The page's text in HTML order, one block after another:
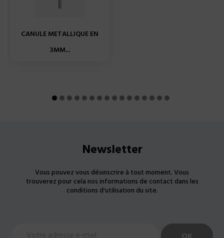
CANULE METALLIQUE EN
3MM...
Newsletter
Vous pouvez vous désinscrire à tout moment. Vous
trouverez pour cela nos informations de contact dans les
conditions d'utilisation du site.